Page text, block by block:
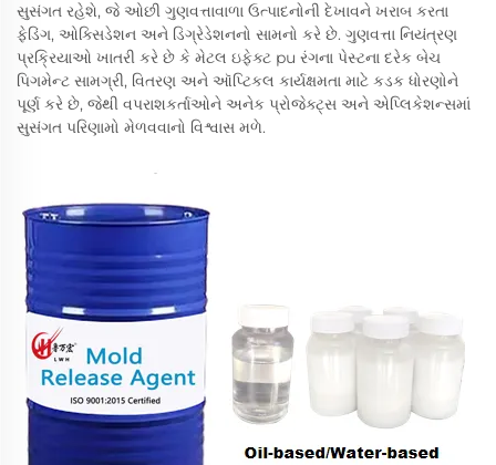
સુસંગત રહેશે, જે ઓછી ગુણવત્તાવાળા ઉત્પાદનોની દેખાવને ખરાબ કરતા
ફેડિંગ, ઓક્સિડેશન અને ડિગ્રેડેશનનો સામનો કરે છે. ગુણવત્તા નિયંત્રણ
પ્રક્રિયાઓ ખાતરી કરે છે કે મેટલ ઇફેક્ટ pu રંગના પેસ્ટના દરેક બેચ
પિગમેન્ટ સામગ્રી, વિતરણ અને ઑપ્ટિકલ કાર્યક્ષમતા માટે કડક ધોરણોને
પૂર્ણ કરે છે, જેથી વપરાશકર્તાઓને અનેક પ્રોજેક્ટ્સ અને એપ્લિકેશન્સમાં
સુસંગત પરિણામો મેળવવાનો વિશ્વાસ મળે.